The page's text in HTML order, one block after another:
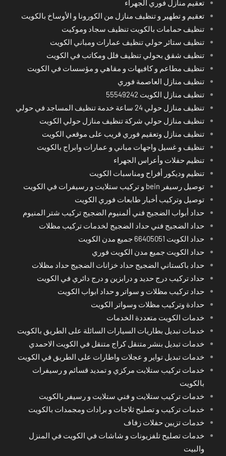
تعقيم منازل فوري الجهراء
تعقيم و تطهير و تنظيف منازل من الكورونا و الأوساخ بالكويت
تنظيف حمامات بالكويت تنظيف سجاد وموكيت
تنظيف ستائر حولي تنظيف عمارات ومباني الكويت
تنظيف شقق بحولي تنظيف فلل ومكاتب في الكويت
تنظيف مطاعم و كافيهات و مقاهي و مؤسسات في الكويت
تنظيف منازل العاصمة فوري
تنظيف منازل الكويت 55549242
تنظيف منازل حولي 24 ساعة خدمة تنظيف المساجد في حولي
تنظيف منازل حولي شركة تنظيف منازل حولي الكويت
تنظيف منازل وتعقيم فوري قريب على موقعي الكويت
تنظيف و غسيل واجهات مباني و عمارات وابراج بالكويت
تنظيم حفلات وأعراس الجهراء
تنظيم وديكور أفراح ومناسبات الكويت
توصيل رسيفر bein و تركيب ستلايت و رسيفرات في الكويت
توصيل وتركيب أخبار طابعات فوري الكويت
حداد أبواب الضجيج فني ألمنيوم الضجيج تركيب شتر المنيوم
حداد الضجيج فني حداد الضجيج لخدمات تركيب مظلات
حداد الكويت 66405051 جميع مدن الكويت
حداد الكويت جميع مدن الكويت فوري
حداد باكستاني الضجيج حداد خزانات الضجيج حداد مظلات
حداد تركيب درج حديد و درابزين و درج دائري في الكويت
حداد تركيب مظلات و سواتر و حداد ابواب الكويت
حدادة وتركيب مظلات وسواتر الكويت
خدمات الكويت متعددة الخدمات
خدمات تبديل بطاريات السيارات السائلة على الطريق بالكويت
خدمات تبديل بنشر متنقل كراج متنقل في الكويت الاحمدي
خدمات تبديل تواير و عجلات واطارات على الطريق في الكويت
خدمات تركيب ستلايت مركزي و تمديد قسائم و رسيفرات
بالكويت
خدمات تركيب ستلايت و فني ستلايت و رسيفر بالكويت
خدمات تركيب و تصليح ثلاجات و برادات ومجمدات بالكويت
خدمات تزيين حفلات زفاف
خدمات تصليح تلفزيونات و شاشات في الكويت في المنزل
والبيت